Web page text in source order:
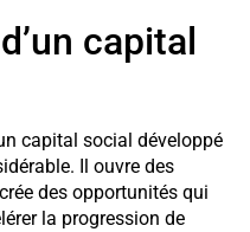
capital
capital social développé
Il ouvre des
des opportunités qui
la progression de